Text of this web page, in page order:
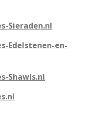
Sieraden.nl
Edelstenen-en-
Shawls.nl